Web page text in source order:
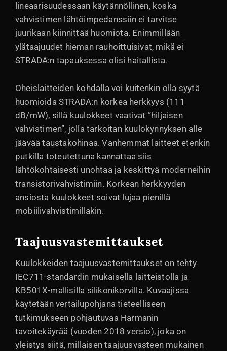
lineaarisuudessaan käytännöllinen, koska
vahvistimen lähtöimpedanssiin ei tarvitse
juurikaan kiinnittää huomiota. Enimmillään
ylätaajuudet hieman rauhoittuisivat, mikä ei
STRADA:n tapauksessa olisi haitallista.
Oheislaitteiden kohdalla voi kuitenkin olla syytä
huomioida STRADA:n korkea herkkyys (111
dB/mW), sillä kuulokkeet vaativat ”hiljaisen
vahvistimen”, jolla tarkoitan kuulokynnyksen alle
jäävää taustakohinaa. Vanhemmat laitteet etenkin
putkilla toteutettuna kannattaa siis
lähtökohtaisesti unohtaa ja keskittyä moderneihin
transistorivahvistimiin. Korkean herkkyyden
ansiosta kuulokkeet soivat lujaa pienillä
mobiilivahvistimillakin.
Taajuusvastemittaukset
Kuulokkeiden taajuusvastemittaukset on tehty
IEC711-standardin mukaisella laitteistolla ja
KB501X-mallisilla silikonikorvilla. Kuvaajissa
käytetään vertailupohjana tieteelliseen
tutkimukseen pohjautuvaa Harmanin
tavoitekäyrää (vuoden 2018 versio), joka on
yleistys siitä, millaisen taajuusvasteen mukainen